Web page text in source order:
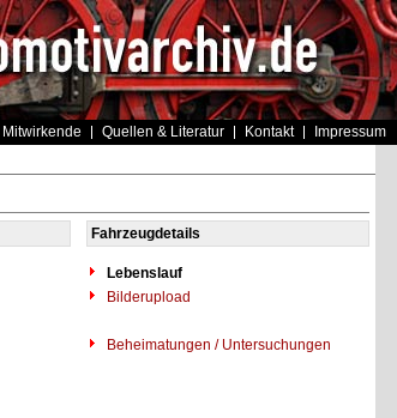
Mitwirkende Quellen & Literatur Kontakt Impressum
Fahrzeugdetails
Lebenslauf
Bilderupload
Beheimatungen / Untersuchungen